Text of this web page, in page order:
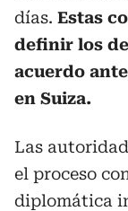
días. Estas
definir los
acuerdo
en Suiza.
Las
el proceso
diplomática